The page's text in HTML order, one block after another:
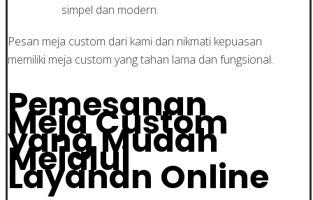
simpel dan modern.
Pesan meja custom dari kami dan nikmati kepuasan
memiliki meja custom yang tahan lama dan fungsional.
Pemesanan
Meja Custom
yang Mudah
Melalui
Layanan Online